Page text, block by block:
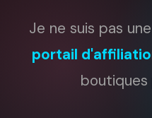
Je ne suis pas
portail
boutiques